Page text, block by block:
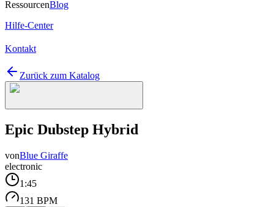
RessourcenBlog
Hilfe-Center
Kontakt
Zurück zum Katalog
Epic Dubstep Hybrid
vonBlue Giraffe
electronic
1:45
131 BPM